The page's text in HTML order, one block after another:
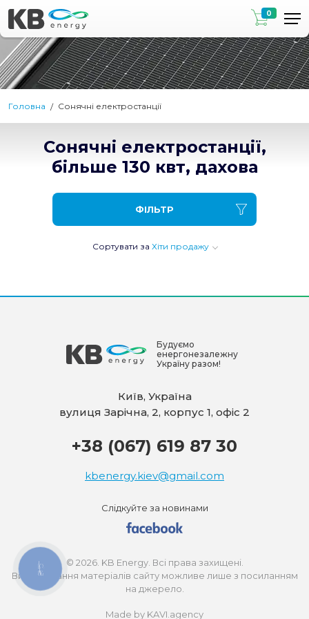
0
Головна Сонячні електростанції
Сонячні електростанції,
більше 130 квт, дахова
ФІЛЬТР
Сортувати за Хіти продажу
Будуємо
енергонезалежну
Україну разом!
Київ, Україна
вулиця Зарічна, 2, корпус 1, офіс 2
+38 (067) 619 87 30
kbenergy.kiev@gmail.com
Слідкуйте за новинами
© 2026. KB Energy. Всі права захищені.
Використання матеріалів сайту можливе лише з посиланням
на джерело.
Made by KAVI.agency
КНОПКА
ЗВ'ЯЗКУ